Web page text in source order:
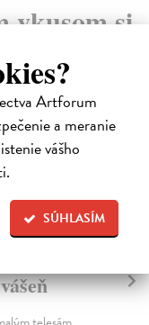
Artforum
a meranie
vášho
SÚHLASÍM
vkusom si
sklade